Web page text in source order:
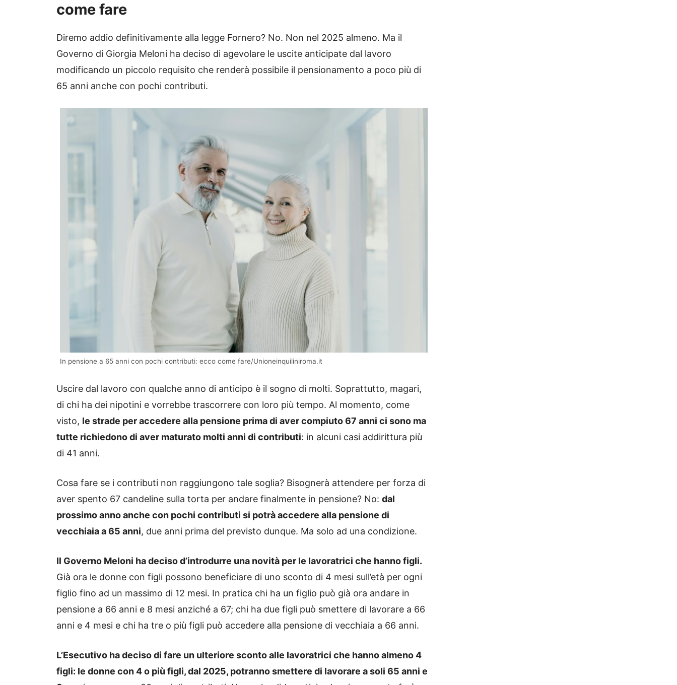
come fare
Diremo addio definitivamente alla legge Fornero? No. Non nel 2025 almeno. Ma il
Governo di Giorgia Meloni ha deciso di agevolare le uscite anticipate dal lavoro
modificando un piccolo requisito che renderà possibile il pensionamento a poco più di
65 anni anche con pochi contributi.
In pensione a 65 anni con pochi contributi: ecco come fare/Unioneinquiliniroma.it
Uscire dal lavoro con qualche anno di anticipo è il sogno di molti. Soprattutto, magari,
di chi ha dei nipotini e vorrebbe trascorrere con loro più tempo. Al momento, come
visto, le strade per accedere alla pensione prima di aver compiuto 67 anni ci sono ma
tutte richiedono di aver maturato molti anni di contributi: in alcuni casi addirittura più
di 41 anni.
Cosa fare se i contributi non raggiungono tale soglia? Bisognerà attendere per forza di
aver spento 67 candeline sulla torta per andare finalmente in pensione? No: dal
prossimo anno anche con pochi contributi si potrà accedere alla pensione di
vecchiaia a 65 anni, due anni prima del previsto dunque. Ma solo ad una condizione.
Il Governo Meloni ha deciso d’introdurre una novità per le lavoratrici che hanno figli.
Già ora le donne con figli possono beneficiare di uno sconto di 4 mesi sull’età per ogni
figlio fino ad un massimo di 12 mesi. In pratica chi ha un figlio può già ora andare in
pensione a 66 anni e 8 mesi anziché a 67; chi ha due figli può smettere di lavorare a 66
anni e 4 mesi e chi ha tre o più figli può accedere alla pensione di vecchiaia a 66 anni.
L’Esecutivo ha deciso di fare un ulteriore sconto alle lavoratrici che hanno almeno 4
figli: le donne con 4 o più figli, dal 2025, potranno smettere di lavorare a soli 65 anni e